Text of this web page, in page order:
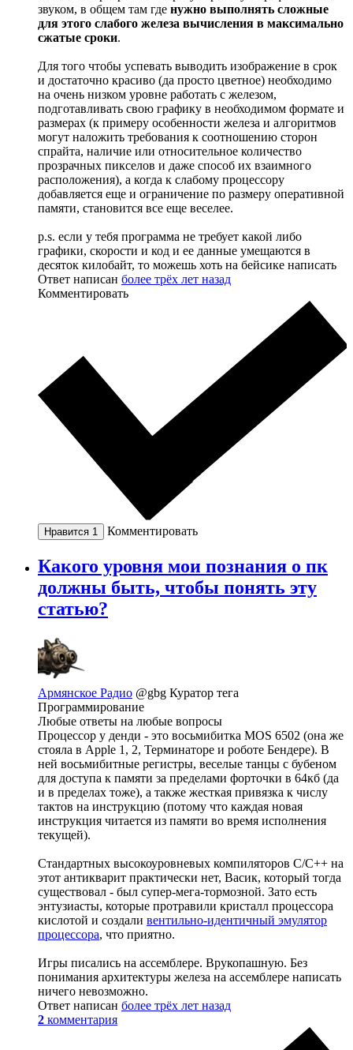
звуком, в общем там где нужно выполнять сложные
для этого слабого железа вычисления в максимально
сжатые сроки.
Для того чтобы успевать выводить изображение в срок
и достаточно красиво (да просто цветное) необходимо
на очень низком уровне работать с железом,
подготавливать свою графику в необходимом формате и
размерах (к примеру особенности железа и алгоритмов
могут наложить требования к соотношению сторон
спрайта, наличие или относительное количество
прозрачных пикселов и даже способ их взаимного
расположения), а когда к слабому процессору
добавляется еще и ограничение по размеру оперативной
памяти, становится все еще веселее.
p.s. если у тебя программа не требует какой либо
графики, скорости и код и ее данные умещаются в
десяток килобайт, то можешь хоть на бейсике написать
Ответ написан более трёх лет назад
Комментировать
Нравится 1 Комментировать
Какого уровня мои познания о пк
должны быть, чтобы понять эту
статью?
Армянское Радио @gbg Куратор тега
Программирование
Любые ответы на любые вопросы
Процессор у денди - это восьмибитка MOS 6502 (она же
стояла в Apple 1, 2, Терминаторе и роботе Бендере). В
ней восьмибитные регистры, веселые танцы с бубеном
для доступа к памяти за пределами форточки в 64кб (да
и в пределах тоже), а также жесткая привязка к числу
тактов на инструкцию (потому что каждая новая
инструкция читается из памяти во время исполнения
текущей).
Стандартных высокоуровневых компиляторов C/C++ на
этот антикварит практически нет, Васик, который тогда
существовал - был супер-мега-тормозной. Зато есть
энтузиасты, которые протравили кристалл процессора
кислотой и создали вентильно-идентичный эмулятор
процессора, что приятно.
Игры писались на ассемблере. Врукопашную. Без
понимания архитектуры железа на ассемблере написать
ничего невозможно.
Ответ написан более трёх лет назад
2 комментария